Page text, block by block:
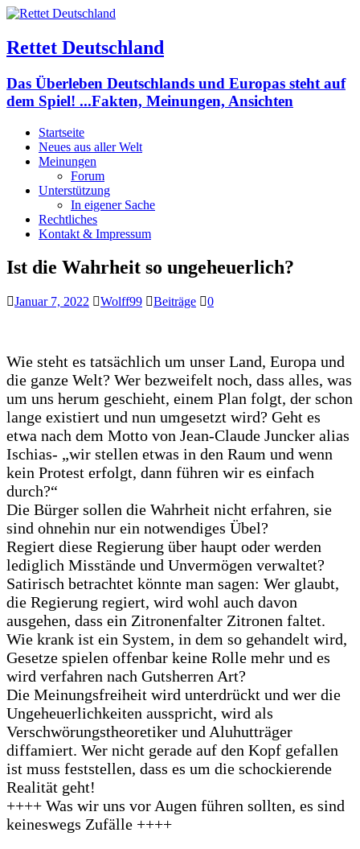
Rettet Deutschland
Das Überleben Deutschlands und Europas steht auf
dem Spiel! ...Fakten, Meinungen, Ansichten
Startseite
Neues aus aller Welt
Meinungen
Forum
Unterstützung
In eigener Sache
Rechtliches
Kontakt & Impressum
Ist die Wahrheit so ungeheuerlich?
Januar 7, 2022 Wolff99 Beiträge 0
Wie steht es tatsächlich um unser Land, Europa und
die ganze Welt? Wer bezweifelt noch, dass alles, was
um uns herum geschieht, einem Plan folgt, der schon
lange existiert und nun umgesetzt wird? Geht es
etwa nach dem Motto von Jean-Claude Juncker alias
Ischias- „wir stellen etwas in den Raum und wenn
kein Protest erfolgt, dann führen wir es einfach
durch?“
Die Bürger sollen die Wahrheit nicht erfahren, sie
sind ohnehin nur ein notwendiges Übel?
Regiert diese Regierung über haupt oder werden
lediglich Misstände und Unvermögen verwaltet?
Satirisch betrachtet könnte man sagen: Wer glaubt,
die Regierung regiert, wird wohl auch davon
ausgehen, dass ein Zitronenfalter Zitronen faltet.
Wie krank ist ein System, in dem so gehandelt wird,
Gesetze spielen offenbar keine Rolle mehr und es
wird verfahren nach Gutsherren Art?
Die Meinungsfreiheit wird unterdrückt und wer die
Ungeheuerlichkeiten ausspricht, wird als
Verschwörungstheoretiker und Aluhutträger
diffamiert. Wer nicht gerade auf den Kopf gefallen
ist muss feststellen, dass es um die schockierende
Realität geht!
++++ Was wir uns vor Augen führen sollten, es sind
keineswegs Zufälle ++++